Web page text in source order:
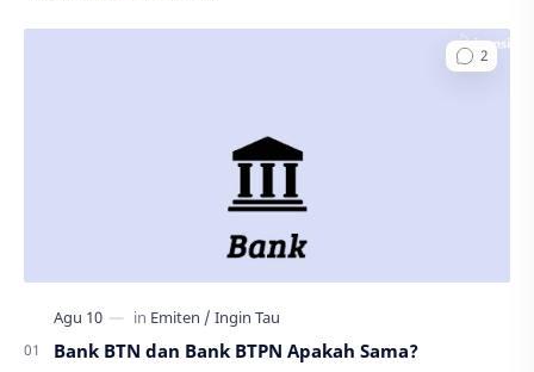
Bank BTN dan Bank BTPN Apakah Sama?